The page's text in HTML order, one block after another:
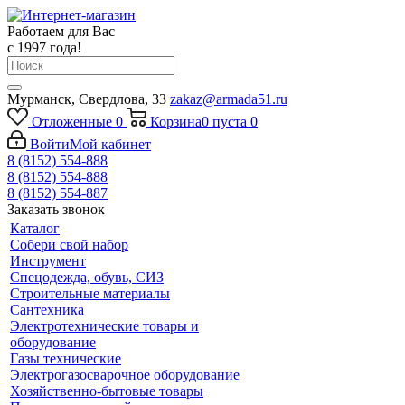
Работаем для Вас
с 1997 года!
Мурманск, Свердлова, 33 zakaz@armada51.ru
Отложенные 0 Корзина0 пуста 0
ВойтиМой кабинет
8 (8152) 554-888
8 (8152) 554-888
8 (8152) 554-887
Заказать звонок
Каталог
Собери свой набор
Инструмент
Спецодежда, обувь, СИЗ
Строительные материалы
Сантехника
Электротехнические товары и
оборудование
Газы технические
Электрогазосварочное оборудование
Хозяйственно-бытовые товары